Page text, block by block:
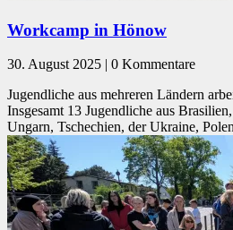
Workcamp in Hönow
30. August 2025 | 0 Kommentare
Jugendliche aus mehreren Ländern
Insgesamt 13 Jugendliche aus
Ungarn, Tschechien, der Ukraine,